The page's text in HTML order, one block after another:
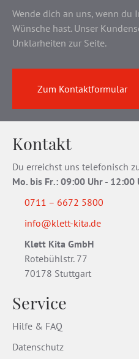
Wende dich an uns, wenn
Wünsche hast. Unser
Unklarheiten zur Seite.
Zum Kontaktformular
Kontakt
Du erreichst uns telefonisch
Mo. bis Fr.: 09:00 Uhr - 12:00
0711 – 6672 5800
info@klett-kita.de
Klett Kita GmbH
Rotebühlstr. 77
70178 Stuttgart
Service
Hilfe & FAQ
Datenschutz